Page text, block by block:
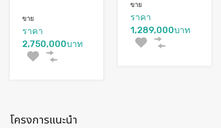
ขาย
ราคา
2,750,000บาท
ขาย
ราคา
1,289,000บาท
โครงการแนะนำ